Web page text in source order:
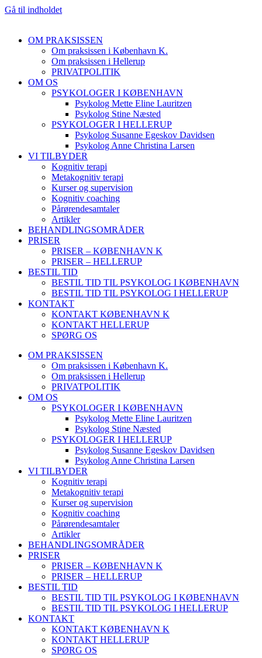
Gå til indholdet
OM PRAKSISSEN
Om praksissen i København K.
Om praksissen i Hellerup
PRIVATPOLITIK
OM OS
PSYKOLOGER I KØBENHAVN
Psykolog Mette Eline Lauritzen
Psykolog Stine Næsted
PSYKOLOGER I HELLERUP
Psykolog Susanne Egeskov Davidsen
Psykolog Anne Christina Larsen
VI TILBYDER
Kognitiv terapi
Metakognitiv terapi
Kurser og supervision
Kognitiv coaching
Pårørendesamtaler
Artikler
BEHANDLINGSOMRÅDER
PRISER
PRISER – KØBENHAVN K
PRISER – HELLERUP
BESTIL TID
BESTIL TID TIL PSYKOLOG I KØBENHAVN
BESTIL TID TIL PSYKOLOG I HELLERUP
KONTAKT
KONTAKT KØBENHAVN K
KONTAKT HELLERUP
SPØRG OS
OM PRAKSISSEN
Om praksissen i København K.
Om praksissen i Hellerup
PRIVATPOLITIK
OM OS
PSYKOLOGER I KØBENHAVN
Psykolog Mette Eline Lauritzen
Psykolog Stine Næsted
PSYKOLOGER I HELLERUP
Psykolog Susanne Egeskov Davidsen
Psykolog Anne Christina Larsen
VI TILBYDER
Kognitiv terapi
Metakognitiv terapi
Kurser og supervision
Kognitiv coaching
Pårørendesamtaler
Artikler
BEHANDLINGSOMRÅDER
PRISER
PRISER – KØBENHAVN K
PRISER – HELLERUP
BESTIL TID
BESTIL TID TIL PSYKOLOG I KØBENHAVN
BESTIL TID TIL PSYKOLOG I HELLERUP
KONTAKT
KONTAKT KØBENHAVN K
KONTAKT HELLERUP
SPØRG OS